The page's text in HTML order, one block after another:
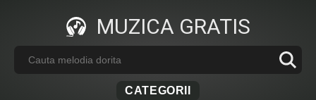
MUZICA GRATIS
CATEGORII